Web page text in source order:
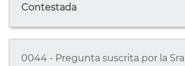
Contestada
0044 - Pregunta suscrita por la Sra.